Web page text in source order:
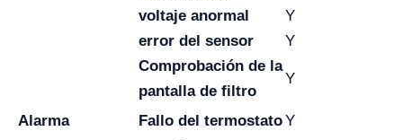
Alarma
voltaje anormal
Y
error del sensor
Y
Comprobación de la
pantalla de filtro
Y
Fallo del termostatoY